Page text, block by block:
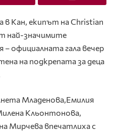
в Кан, екипът на Christian
най-значимите
официалната гала вечер
на подкрепата за деца
Младенова,Емилия
Кльонтонова,
Мирчева впечатлиха с